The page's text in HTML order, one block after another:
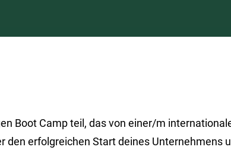
Boot Camp teil, das von einer/m
den erfolgreichen Start deines Unternehmens